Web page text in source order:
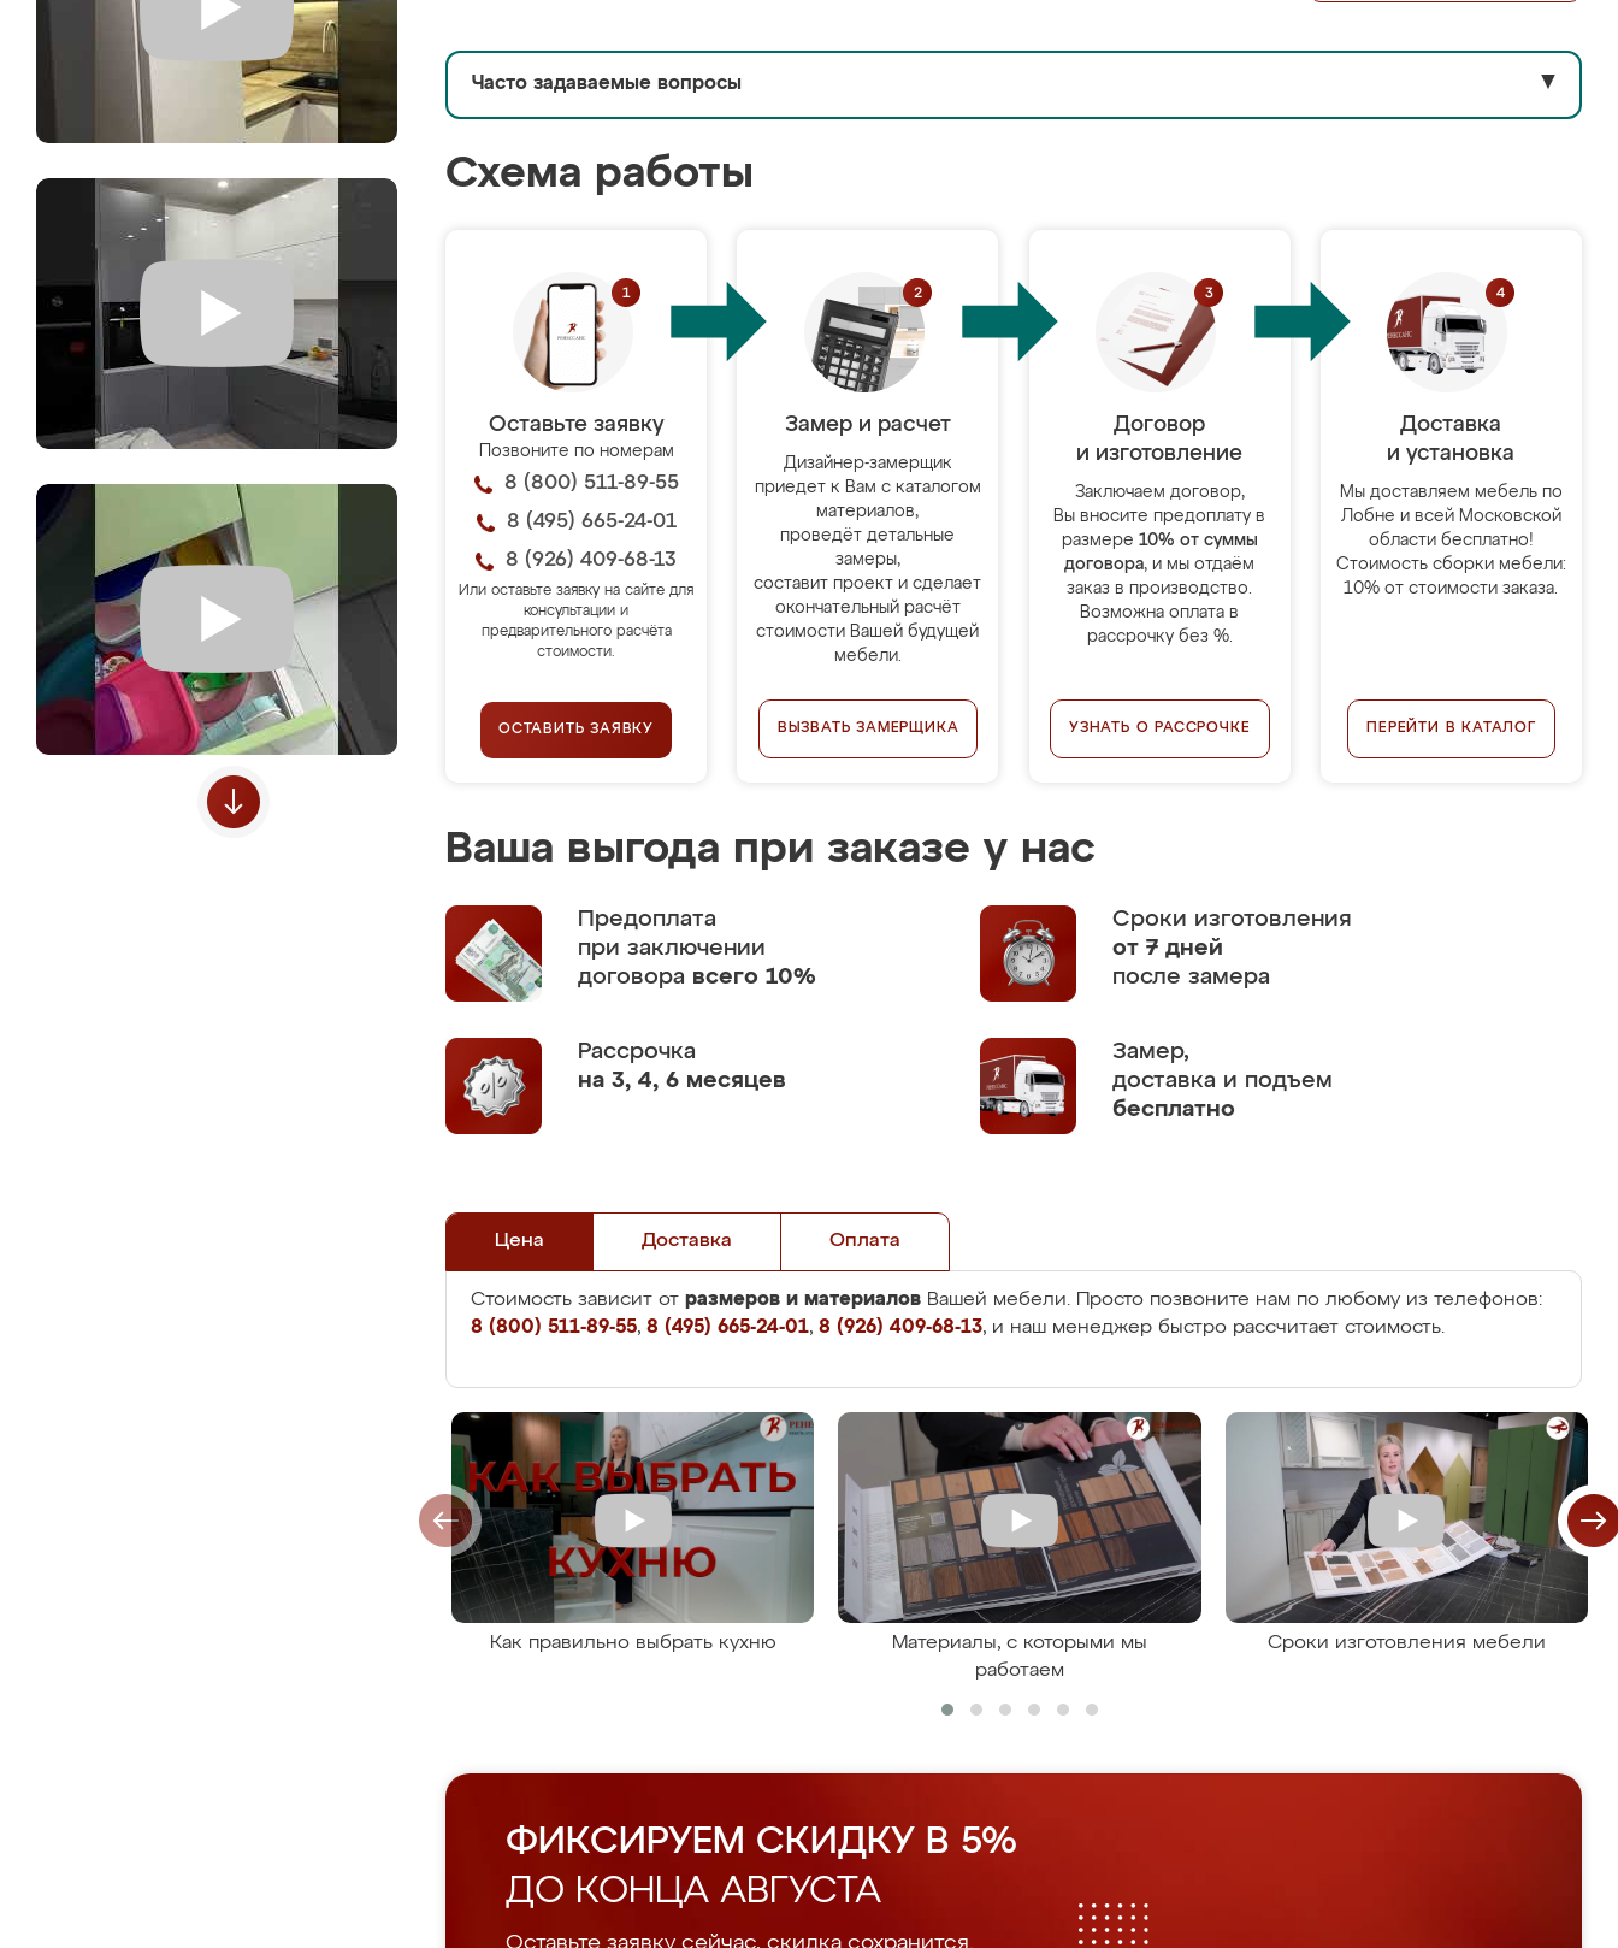
Часто задаваемые вопросы ▼
Схема работы
Оставьте заявку
Позвоните по номерам
8 (800) 511-89-55
8 (495) 665-24-01
8 (926) 409-68-13
Или оставьте заявку на сайте для
консультации и
предварительного расчёта
стоимости.
ОСТАВИТЬ ЗАЯВКУ
Замер и расчет
Дизайнер-замерщик
приедет к Вам с каталогом
материалов,
проведёт детальные
замеры,
составит проект и сделает
окончательный расчёт
стоимости Вашей будущей
мебели.
ВЫЗВАТЬ ЗАМЕРЩИКА
Договор
и изготовление
Заключаем договор,
Вы вносите предоплату в
размере 10% от суммы
договора, и мы отдаём
заказ в производство.
Возможна оплата в
рассрочку без %.
УЗНАТЬ О РАССРОЧКЕ
Доставка
и установка
Мы доставляем мебель по
Лобне и всей Московской
области бесплатно!
Стоимость сборки мебели:
10% от стоимости заказа.
ПЕРЕЙТИ В КАТАЛОГ
Ваша выгода при заказе у нас
Предоплата
при заключении
договора всего 10%
Сроки изготовления
от 7 дней
после замера
Рассрочка
на 3, 4, 6 месяцев
Замер,
доставка и подъем
бесплатно
Цена Доставка Оплата
Стоимость зависит от размеров и материалов Вашей мебели. Просто позвоните нам по любому из телефонов:
8 (800) 511-89-55, 8 (495) 665-24-01, 8 (926) 409-68-13, и наш менеджер быстро рассчитает стоимость.
Как правильно выбрать кухню
Материалы, с которыми мы
работаем
Сроки изготовления мебели
ФИКСИРУЕМ СКИДКУ В 5%
ДО КОНЦА АВГУСТА
Оставьте заявку сейчас, скидка сохранится.